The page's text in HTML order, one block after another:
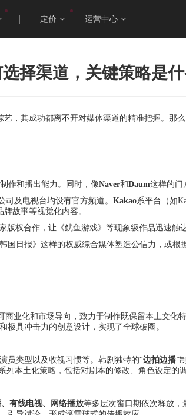
定价 运营中心
择渠道，关键策略是
，其成功都离不开对媒体渠道的精准把握。那
作和播出能力。同时，像Naver和Daum这样的门
及电视台均设有官方频道。 Kakao系平台（如
故事等视觉化内容。
权合作，让《鱿鱼游戏》等现象级作品迅速触
日报》这样的权威综合媒体塑造公信力，或根
商业化和市场导向，致力于制作既保留本土文化
具冲击力的创意设计，实现了全球破圈。
员类型以及收视习惯等。韩剧独特的“边拍边播”
本土化策略，包括对剧本的修改、角色设定的
有线电视、网络播放等多层次窗口期依次释放